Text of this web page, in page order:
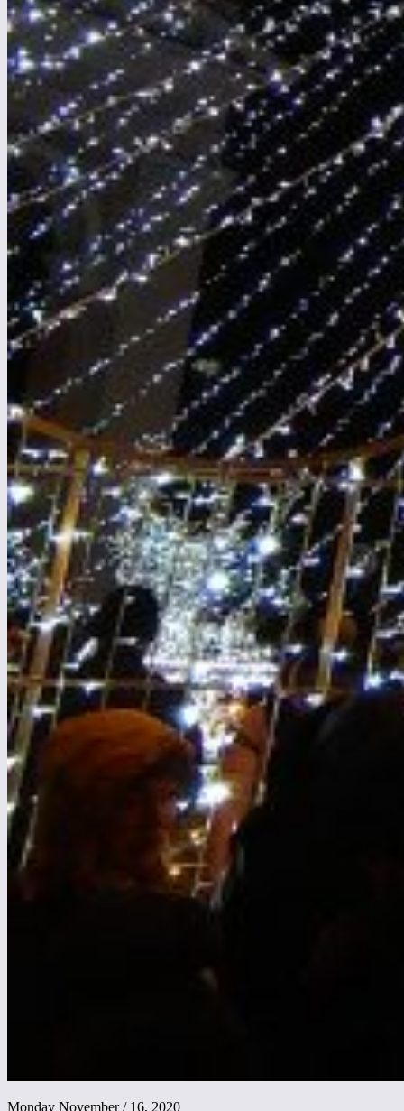
Monday November / 16, 2020